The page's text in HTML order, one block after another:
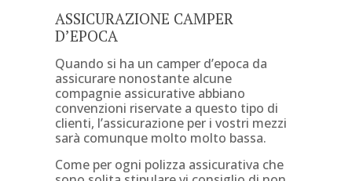
ASSICURAZIONE CAMPER
D’EPOCA
Quando si ha un camper d’epoca da
assicurare nonostante alcune
compagnie assicurative abbiano
convenzioni riservate a questo tipo di
clienti, l’assicurazione per i vostri mezzi
sarà comunque molto molto bassa.
Come per ogni polizza assicurativa che